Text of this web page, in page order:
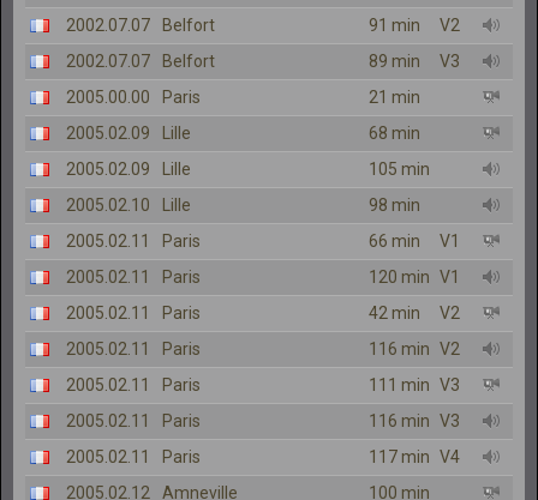
2002.07.07
Belfort 91 min
V2
2002.07.07
Belfort 89 min
V3
2005.00.00
Paris
21 min
2005.02.09
Lille
68 min
2005.02.09
Lille
105 min
2005.02.10
Lille
98 min
2005.02.11
Paris 66 min
V1
2005.02.11
Paris 120 min V1
2005.02.11
Paris 42 min
V2
2005.02.11
Paris 116 min V2
2005.02.11
Paris 111 min V3
2005.02.11
Paris 116 min V3
2005.02.11
Paris 117 min V4
2005.02.12
Amneville 100 min